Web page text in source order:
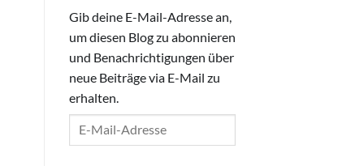
Gib deine E-Mail-Adresse an,
um diesen Blog zu abonnieren
und Benachrichtigungen über
neue Beiträge via E-Mail zu
erhalten.